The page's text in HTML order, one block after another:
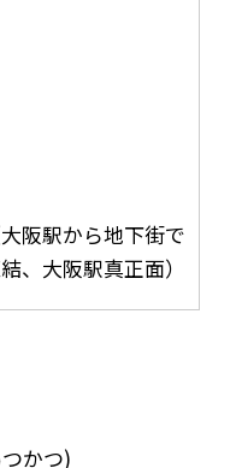
大阪駅から地下街で
、大阪駅真正面）
かつ)